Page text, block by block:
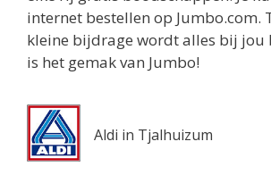
1 km
Routebeschrijving
internet bestellen op Jumbo.com.
kleine bijdrage wordt alles bij jou
is het gemak van Jumbo!
Aldi in Tjalhuizum